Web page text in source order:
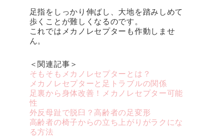
足指をしっかり伸ばし、大地を踏みしめて
歩くことが難しくなるのです。
これではメカノレセプターも作動しませ
ん。
＜関連記事＞
そもそもメカノレセプターとは？
メカノレセプターと足トラブルの関係
足裏から身体改善！メカノレセプター可能
性
外反母趾で脱臼？高齢者の足変形
高齢者の椅子からの立ち上がりがラクにな
る方法